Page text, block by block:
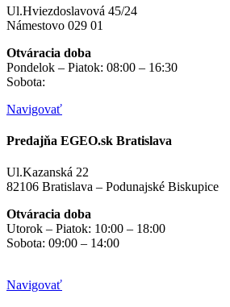
Ul.Hviezdoslavová 45/24
Námestovo 029 01
Otváracia doba
Pondelok – Piatok: 08:00 – 16:30
Sobota:
Navigovať
Predajňa EGEO.sk Bratislava
Ul.Kazanská 22
82106 Bratislava – Podunajské Biskupice
Otváracia doba
Utorok – Piatok: 10:00 – 18:00
Sobota: 09:00 – 14:00
Navigovať